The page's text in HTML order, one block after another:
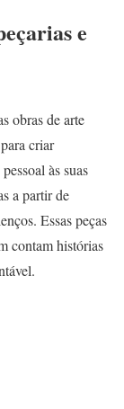
e
obras de arte
criar
às suas
a partir de
Essas peças
contam histórias